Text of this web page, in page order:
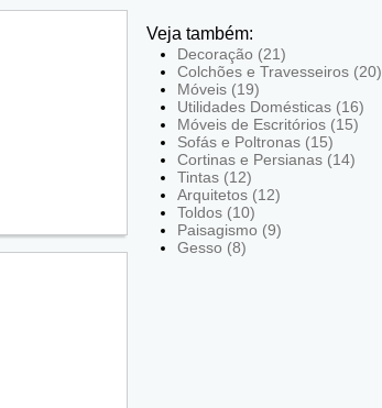
Veja também:
Decoração (21)
Colchões e Travesseiros (20)
Móveis (19)
Utilidades Domésticas (16)
Móveis de Escritórios (15)
Sofás e Poltronas (15)
Cortinas e Persianas (14)
Tintas (12)
Arquitetos (12)
Toldos (10)
Paisagismo (9)
Gesso (8)